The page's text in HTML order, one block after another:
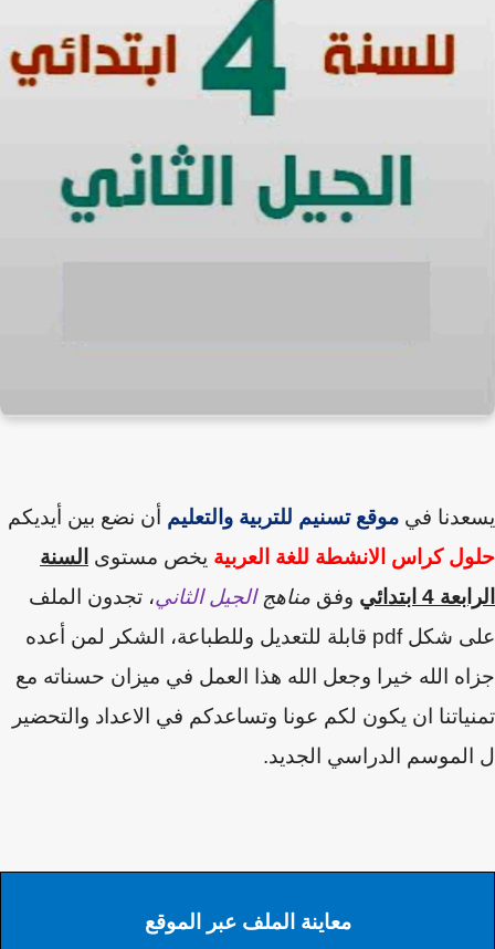
فيموقع تسنيم للتربية والتعليمأن نضع بين أيديكم
كراس الانشطة للغة العربيةيخص مستوىالسنة
4 ابتدائي
وفقمناهجالجيل الثاني، تجدون الملف
شكلpdf قابلة للتعديل وللطباعة، الشكر لمن أعده
الله خيرا وجعل الله هذا العمل في ميزان حسناتهمع
ان يكون لكم عونا وتساعدكم في الاعداد والتحضير
الدراسي الجديد.
معاينة الملف عبر الموقع